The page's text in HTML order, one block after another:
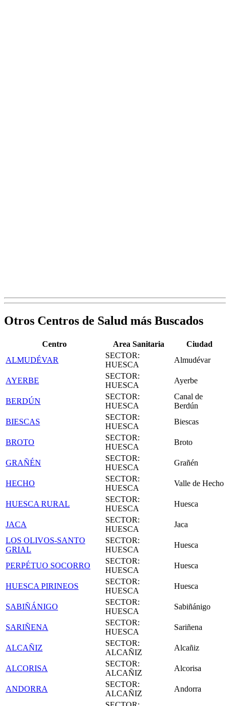
Otros Centros de Salud más Buscados
Centro Area Sanitaria
Ciudad
ALMUDÉVAR
SECTOR:
HUESCA
Almudévar
AYERBE
SECTOR:
HUESCA
Ayerbe
BERDÚN
SECTOR:
HUESCA
Canal de
Berdún
BIESCAS
SECTOR:
HUESCA
Biescas
BROTO
SECTOR:
HUESCA
Broto
GRAÑÉN
SECTOR:
HUESCA
Grañén
HECHO
SECTOR:
HUESCA
Valle de Hecho
HUESCA RURAL
SECTOR:
HUESCA
Huesca
JACA
SECTOR:
HUESCA
Jaca
LOS OLIVOS-SANTO
GRIAL
SECTOR:
HUESCA
Huesca
PERPÉTUO SOCORRO
SECTOR:
HUESCA
Huesca
HUESCA PIRINEOS
SECTOR:
HUESCA
Huesca
SABIÑÁNIGO
SECTOR:
HUESCA
Sabiñánigo
SARIÑENA
SECTOR:
HUESCA
Sariñena
ALCAÑIZ
SECTOR:
ALCAÑIZ
Alcañiz
ALCORISA
SECTOR:
ALCAÑIZ
Alcorisa
ANDORRA
SECTOR:
ALCAÑIZ
Andorra